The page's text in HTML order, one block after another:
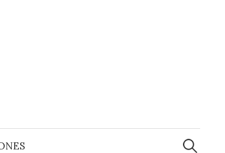
Buscar: